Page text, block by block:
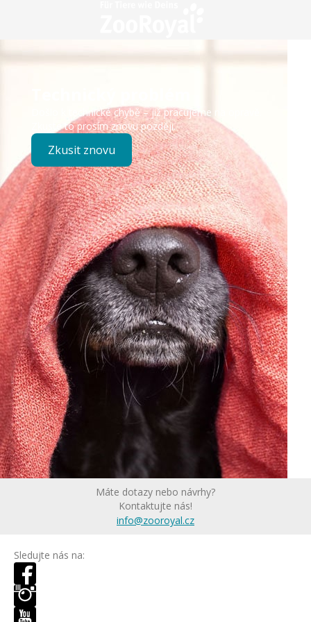
Došlo k technické chybě – již pracujeme na opravě.
Zkuste to prosím znovu později.
Zkusit znovu
Máte dotazy nebo návrhy?
Kontaktujte nás!
info@zooroyal.cz
Sledujte nás na: